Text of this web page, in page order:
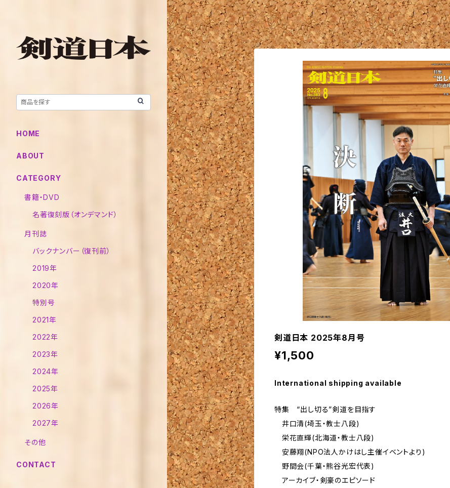
剣道日本 2025年8月号
¥1,500
International shipping available
特集 “出し切る”剣道を目指す
井口清(埼玉・教士八段)
栄花直輝(北海道・教士八段)
安藤翔(NPO法人かけはし主催イベントより)
野間会(千葉・熊谷光宏代表)
アーカイブ・剣豪のエピソード
HOME
ABOUT
CATEGORY
書籍・DVD
名著復刻版（オンデマンド）
月刊誌
バックナンバー（復刊前）
2019年
2020年
特別号
2021年
2022年
2023年
2024年
2025年
2026年
2027年
その他
CONTACT